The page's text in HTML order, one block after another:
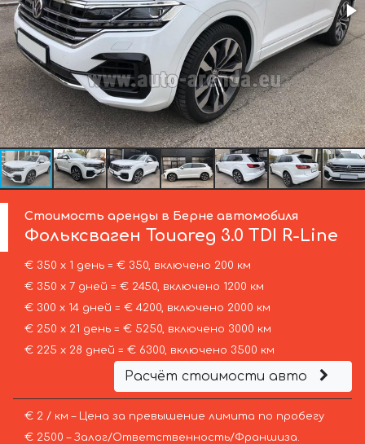
Стоимость аренды в Берне автомобиля
Фольксваген Touareg 3.0 TDI R-Line
€ 350 х 1 день = € 350, включено 200 км
€ 350 х 7 дней = € 2450, включено 1200 км
€ 300 х 14 дней = € 4200, включено 2000 км
€ 250 х 21 день = € 5250, включено 3000 км
€ 225 х 28 дней = € 6300, включено 3500 км
Расчёт стоимости авто
€ 2 / км – Цена за превышение лимита по пробегу
€ 2500 – Залог/Ответственность/Франшиза.